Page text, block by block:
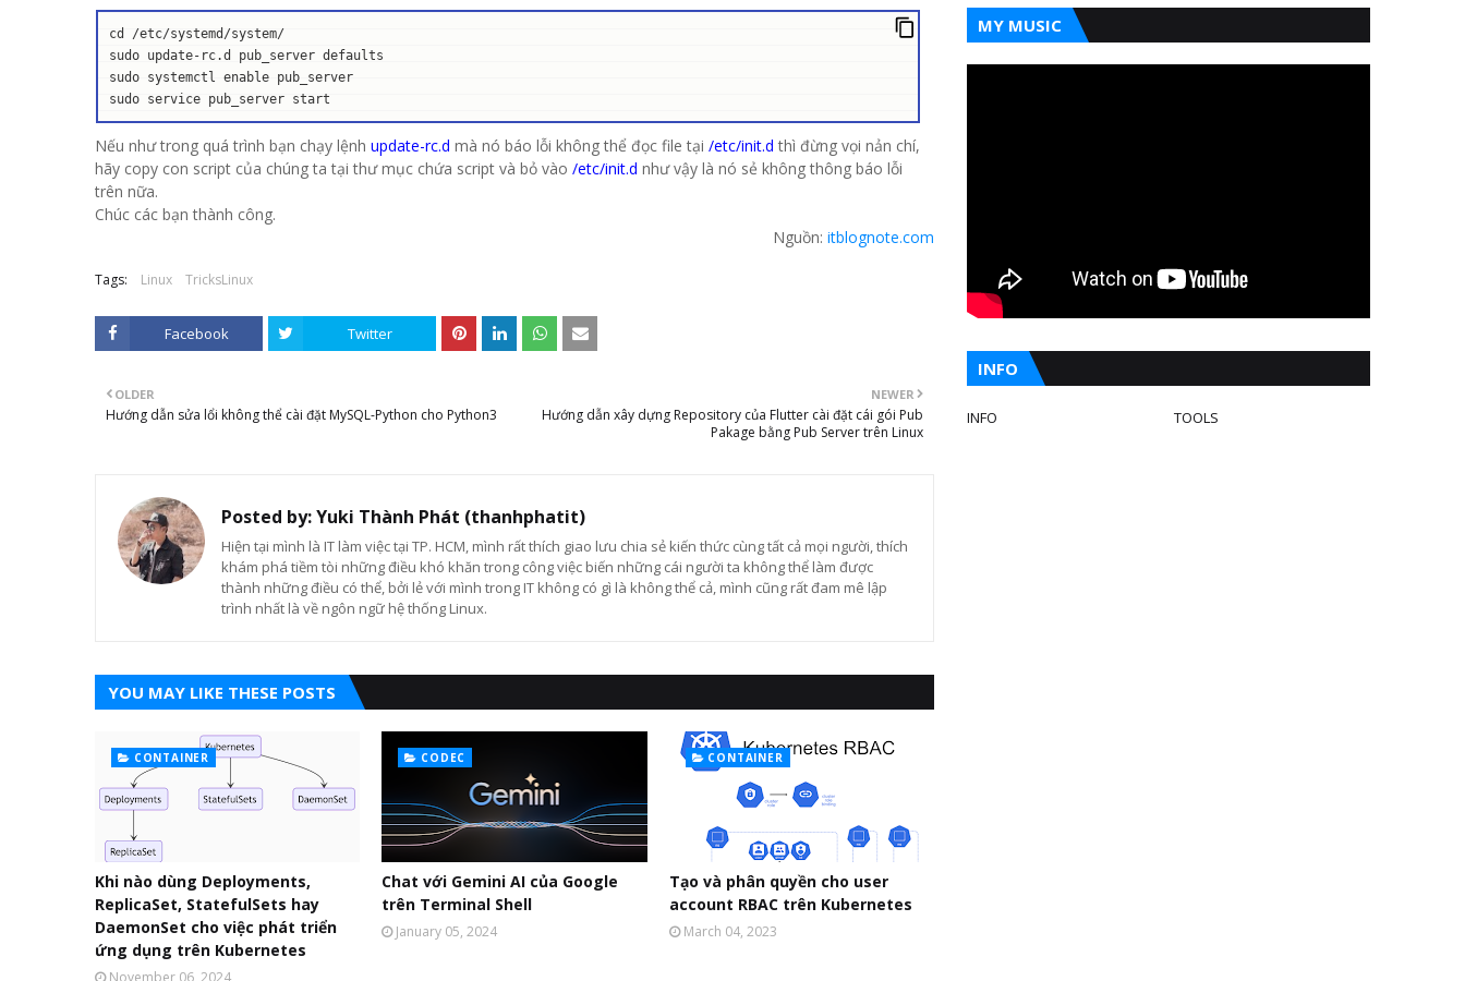
cd /etc/systemd/system/
sudo update-rc.d pub_server defaults
sudo systemctl enable pub_server
sudo service pub_server start
Nếu như trong quá trình bạn chạy lệnh update-rc.d mà nó báo lỗi không thể đọc file tại /etc/init.d thì đừng vọi nản chí,
hãy copy con script của chúng ta tại thư mục chứa script và bỏ vào /etc/init.d như vậy là nó sẻ không thông báo lỗi
trên nữa.
Chúc các bạn thành công.
Nguồn: itblognote.com
Tags: Linux TricksLinux
Facebook Twitter
NEWER
Hướng dẫn xây dựng Repository của Flutter cài đặt cái gói Pub
Pakage bằng Pub Server trên Linux
OLDER
Hướng dẫn sửa lổi không thể cài đặt MySQL-Python cho Python3
Posted by:Yuki Thành Phát (thanhphatit)
Hiện tại mình là IT làm việc tại TP. HCM, mình rất thích giao lưu chia sẻ kiến thức cùng tất cả mọi người, thích
khám phá tiềm tòi những điều khó khăn trong công việc biến những cái người ta không thể làm được
thành những điều có thể, bởi lẻ với mình trong IT không có gì là không thể cả, mình cũng rất đam mê lập
trình nhất là về ngôn ngữ hệ thống Linux.
YOU MAY LIKE THESE POSTS
CONTAINER
Khi nào dùng Deployments,
ReplicaSet, StatefulSets hay
DaemonSet cho việc phát triển
ứng dụng trên Kubernetes
November 06, 2024
CODEC
Chat với Gemini AI của Google
trên Terminal Shell
January 05, 2024
CONTAINER
Tạo và phân quyền cho user
account RBAC trên Kubernetes
March 04, 2023
MY MUSIC
INFO
INFO TOOLS